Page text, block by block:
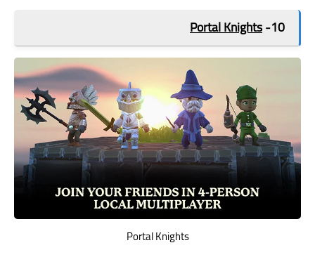
10-
Portal Knights
Portal Knights